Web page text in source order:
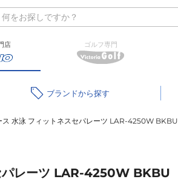
店 ゴルフ専門
ブランド
ス 水泳 フィットネスセパレーツ LAR-4250W BKBU
パレーツ LAR-4250W BKBU